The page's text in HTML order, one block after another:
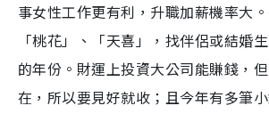
事女性工作更有利，升職加薪機率大
「桃花」、「天喜」，找伴侶或結婚
的年份。財運上投資大公司能賺錢，
在，所以要見好就收；且今年有多筆